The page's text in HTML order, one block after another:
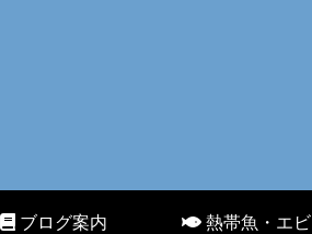
ブログ案内 熱帯魚・エビ